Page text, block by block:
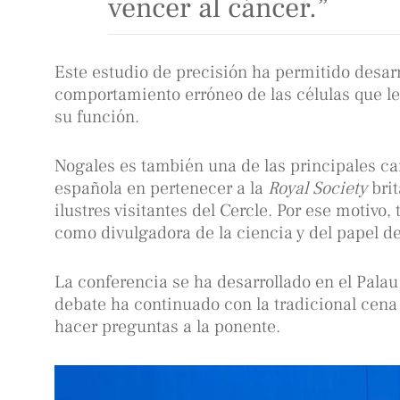
vencer al cáncer.”
Este estudio de precisión ha permitido
comportamiento erróneo de las células que
su función.
Nogales es también una de las principales
española en pertenecer a la Royal Society
ilustres visitantes del Cercle. Por ese
como divulgadora de la ciencia y del papel
La conferencia se ha desarrollado en el
debate ha continuado con la tradicional
hacer preguntas a la ponente.